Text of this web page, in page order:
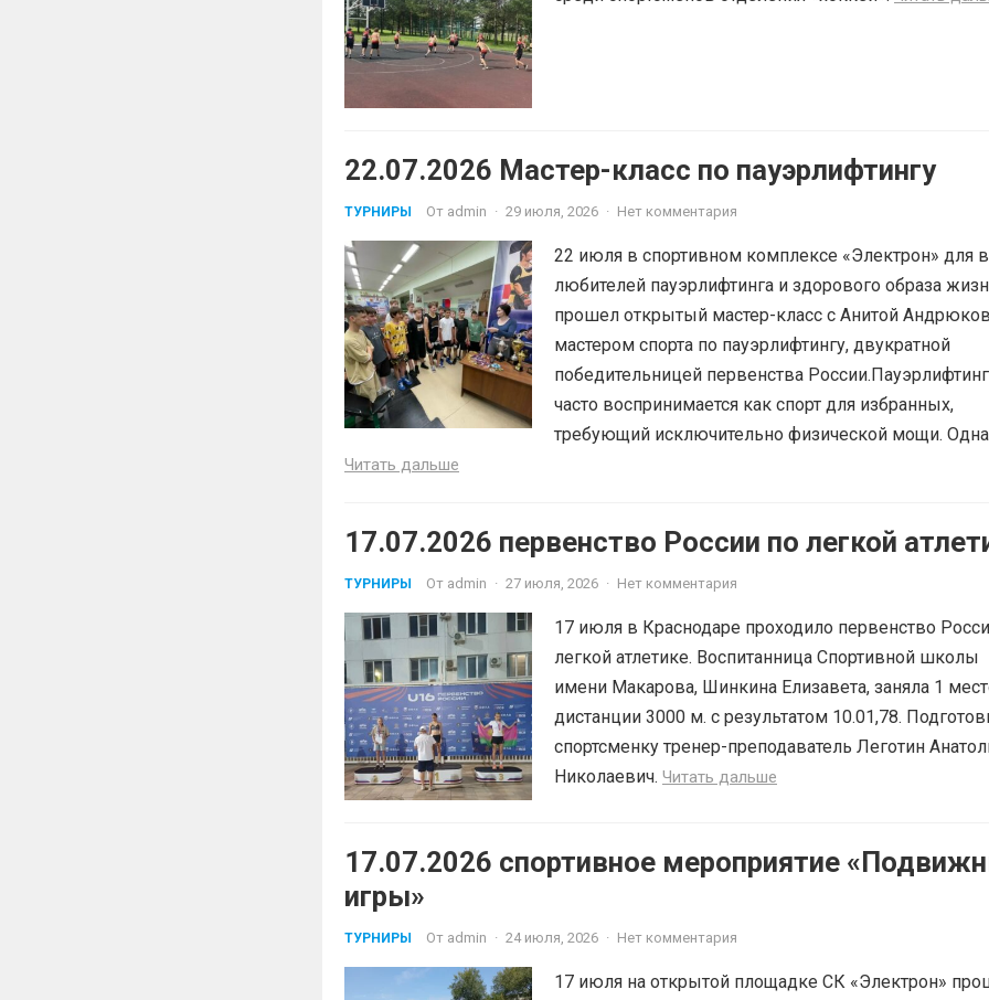
22.07.2026 Мастер-класс по пауэрлифтингу
ТУРНИРЫ От admin · 29 июля, 2026 · Нет комментария
22 июля в спортивном комплексе «Электрон» для
любителей пауэрлифтинга и здорового образа
прошел открытый мастер-класс с Анитой
мастером спорта по пауэрлифтингу, двукратной
победительницей первенства России.Пауэрлифтинг
часто воспринимается как спорт для избранных,
требующий исключительно физической мощи.
Читать дальше
17.07.2026 первенство России по легкой
ТУРНИРЫ От admin · 27 июля, 2026 · Нет комментария
17 июля в Краснодаре проходило первенство
легкой атлетике. Воспитанница Спортивной школы
имени Макарова, Шинкина Елизавета, заняла 1
дистанции 3000 м. с результатом 10.01,78.
спортсменку тренер-преподаватель Леготин
Николаевич. Читать дальше
17.07.2026 спортивное мероприятие
игры»
ТУРНИРЫ От admin · 24 июля, 2026 · Нет комментария
17 июля на открытой площадке СК «Электрон»